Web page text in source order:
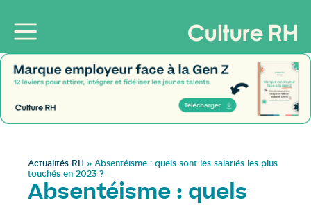
Actualités RH » Absentéisme : quels sont les salariés les plus
touchés en 2023 ?
Absentéisme : quels